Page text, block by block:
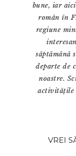
bune, iar
român în
regiune
săptămână
departe de
noastre.
activitățile
VREI